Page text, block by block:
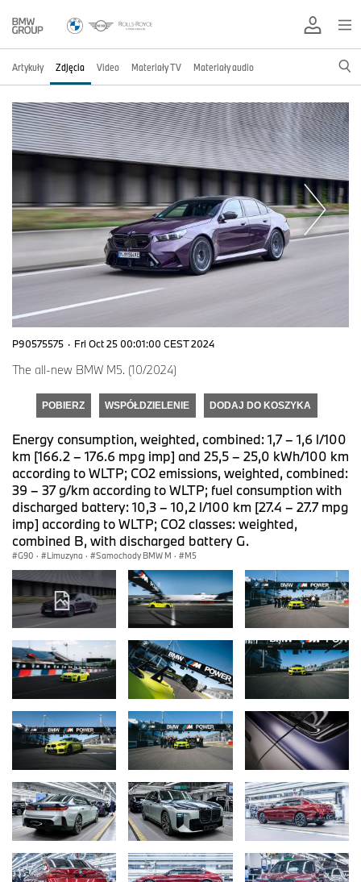
Artykuły Zdjęcia Video Materiały TV Materiały audio
P90575575 · Fri Oct 25 00:01:00 CEST 2024
The all-new BMW M5. (10/2024)
POBIERZ WSPÓŁDZIELENIE DODAJ DO KOSZYKA
Energy consumption, weighted, combined: 1,7 – 1,6 l/100
km [166.2 – 176.6 mpg imp] and 25,5 – 25,0 kWh/100 km
according to WLTP; CO2 emissions, weighted, combined:
39 – 37 g/km according to WLTP; fuel consumption with
discharged battery: 10,3 – 10,2 l/100 km [27.4 – 27.7 mpg
imp] according to WLTP; CO2 classes: weighted,
combined B, with discharged battery G.
G90 · Limuzyna · Samochody BMW M · M5